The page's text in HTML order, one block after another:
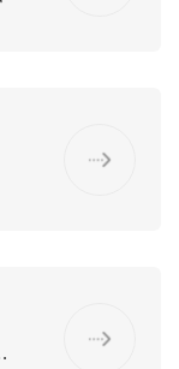
关项目资助